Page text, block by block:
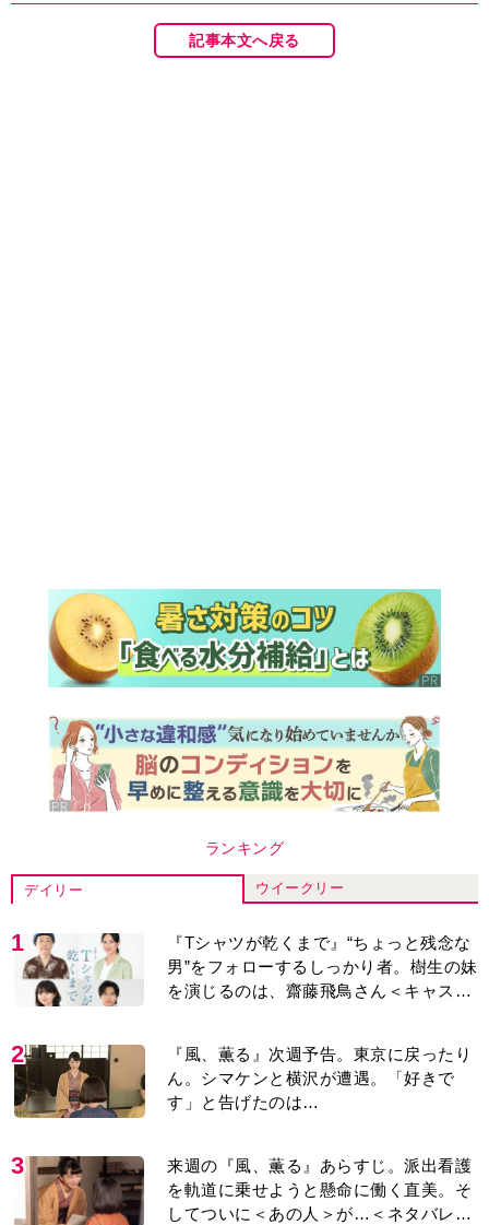
『風、薫る』次週予告。東京に戻ったり
ん。シマケンと横沢が遭遇。「好きで
す」と告げたのは…
来週の『風、薫る』あらすじ。派出看護
を軌道に乗せようと懸命に働く直美。そ
してついに＜あの人＞が…＜ネタバレあ
り＞
『風、薫る』主演の見上愛「りんは恋愛
5
演歌歌手・市川由紀乃「更年期かと思っ
たら〈卵巣がん〉だった。９ヵ月の闘病
を経て復帰。若くして逝った兄の手紙を
6
井上祐貴「選択できるなら大変なほうを
選ぶ。いつかは大河の主演に」『風、薫
る』では横沢役
7
『風、薫る』見上愛「りんの心が病気に
なっていく演技が難しくて。看護は想像